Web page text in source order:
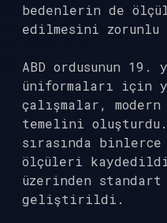
bedenlerin de
edilmesini zorunlu
ABD ordusunun 19.
üniformaları için
çalışmalar,
temelini
sırasında
ölçüleri
üzerinden standart
geliştirildi.